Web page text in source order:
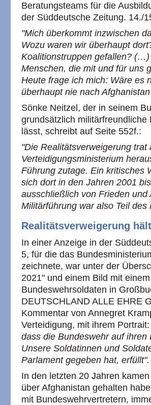
Beratungsteams für die
der Süddeutsche Zeitung. 14./
"Mich überkommt inzwischen
Wozu waren wir überhaupt
Koalitionstruppen gefallen?
Menschen, die mit und für uns
Heute frage ich mich: Wäre es
überhaupt nie nach
Sönke Neitzel, der in seinem
grundsätzlich
lässt, schreibt auf Seite 552f.:
"Die Realitätsverweigerung trat
Verteidigungsministerium
Führung zutage. Ein kritisches
sich dort in den Jahren 2001
ausschließlich von Frieden
Militärführung war also Teil des
Realitätsverweigerung
In einer Anzeige in der
5, für die das
zeichnete, war unter der
2021" und einem Bild mit
Bundeswehrsoldaten in
DEUTSCHLAND ALLE EHRE
Kommentar von Annegret
Verteidigung, mit ihrem
dass die Bundeswehr auf
Unsere Soldatinnen und
Parlament gegeben hat, erfüllt".
In den letzten 20 Jahren
über Afghanistan gehalten
mit Bundeswehrvertretern,